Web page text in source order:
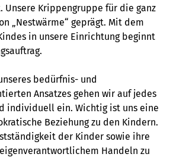
Krippengruppe für die ganz
„Nestwärme“ geprägt. Mit dem
in unsere Einrichtung beginnt
bedürfnis- und
Ansatzes gehen wir auf jedes
individuell ein. Wichtig ist uns eine
Beziehung zu den Kindern.
der Kinder sowie ihre
Handeln zu